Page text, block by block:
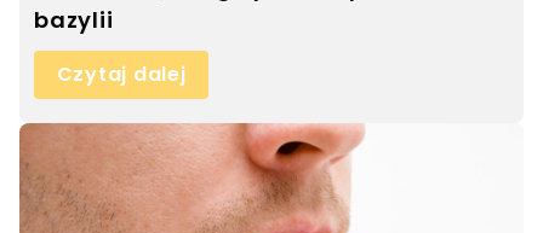
bazylii
Czytaj dalej